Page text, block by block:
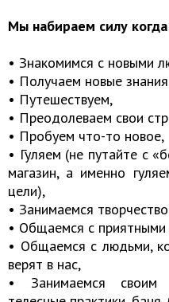
Мы набираем силу
• Знакомимся с новыми
• Получаем новые
• Путешествуем,
• Преодолеваем свои
• Пробуем что-то новое,
• Гуляем (не путайте с
магазин, а именно
цели),
• Занимаемся
• Общаемся с
• Общаемся с людьми,
верят в нас,
• Занимаемся